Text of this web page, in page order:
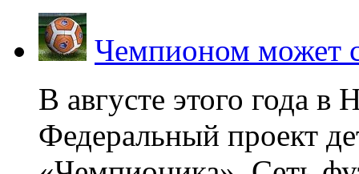
Чемпионом может
В августе этого года
Федеральный проект